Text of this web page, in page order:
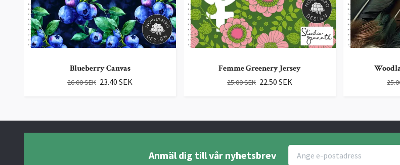
Blueberry Canvas
26.00 SEK 23.40 SEK
Femme Greenery Jersey
25.00 SEK 22.50 SEK
Anmäl dig till vår nyhetsbrev